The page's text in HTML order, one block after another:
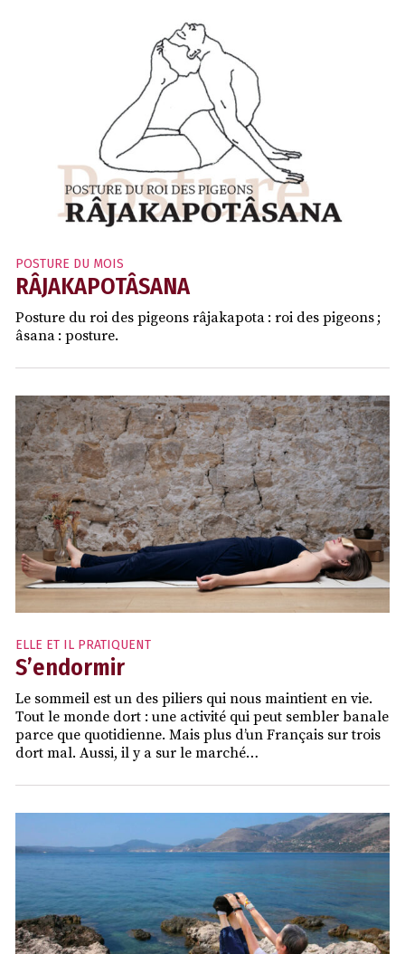
POSTURE DU MOIS
RÂJAKAPOTÂSANA
Posture du roi des pigeons râjakapota : roi des pigeons ;
âsana : posture.
ELLE ET IL PRATIQUENT
S’endormir
Le sommeil est un des piliers qui nous maintient en vie.
Tout le monde dort : une activité qui peut sembler banale
parce que quotidienne. Mais plus d’un Français sur trois
dort mal. Aussi, il y a sur le marché…